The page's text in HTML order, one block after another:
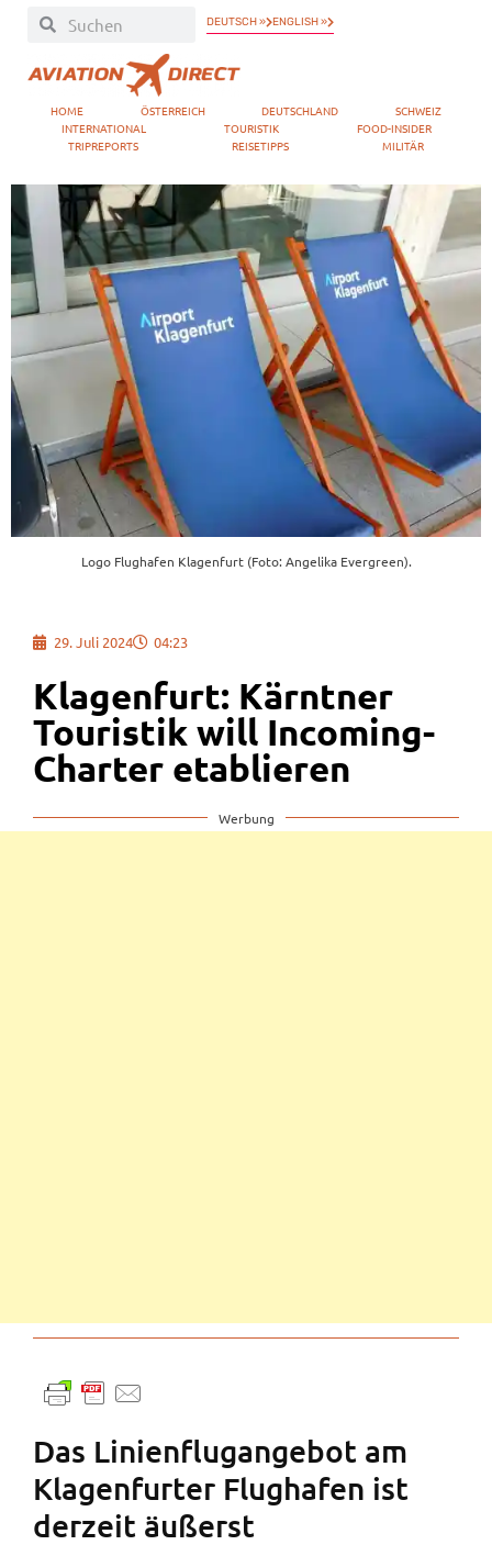
DEUTSCH » ENGLISH »
HOME ÖSTERREICH DEUTSCHLAND
SCHWEIZ
INTERNATIONAL
TOURISTIK
FOOD-INSIDER
TRIPREPORTS
REISETIPPS MILITÄR
Logo Flughafen Klagenfurt (Foto: Angelika Evergreen).
29. Juli 2024 04:23
Klagenfurt: Kärntner
Touristik will Incoming-
Charter etablieren
Werbung
Das Linienflugangebot am
Klagenfurter Flughafen ist
derzeit äußerst